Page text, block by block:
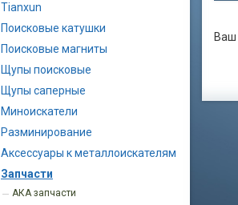
Ваш
Tianxun
Поисковые катушки
Поисковые магниты
Щупы поисковые
Щупы саперные
Миноискатели
Разминирование
Аксессуары к металлоискателям
Запчасти
АКА запчасти